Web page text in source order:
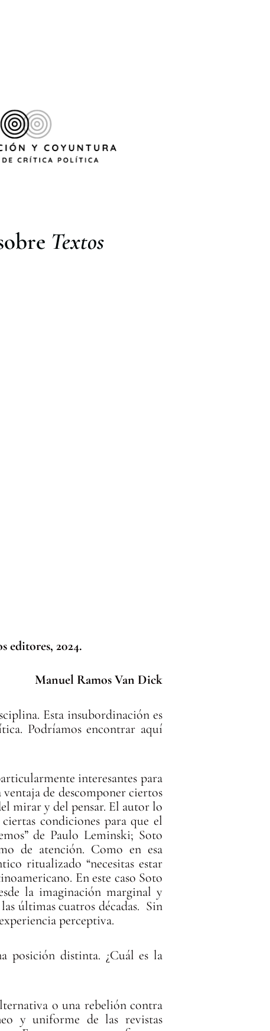
Textos
editores, 2024.
Manuel Ramos Van Dick
Esta insubordinación es
Podríamos encontrar aquí
interesantes para
de descomponer ciertos
mirar y del pensar. El autor lo
condiciones para que el
de Paulo Leminski; Soto
de atención. Como en esa
ritualizado “necesitas estar
En este caso Soto
la imaginación marginal y
últimas cuatros décadas. Sin
perceptiva.
posición distinta. ¿Cuál es la
o una rebelión contra
y uniforme de las revistas